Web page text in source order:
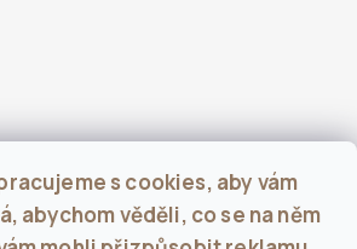
s cookies, aby vám
abychom věděli, co se na něm